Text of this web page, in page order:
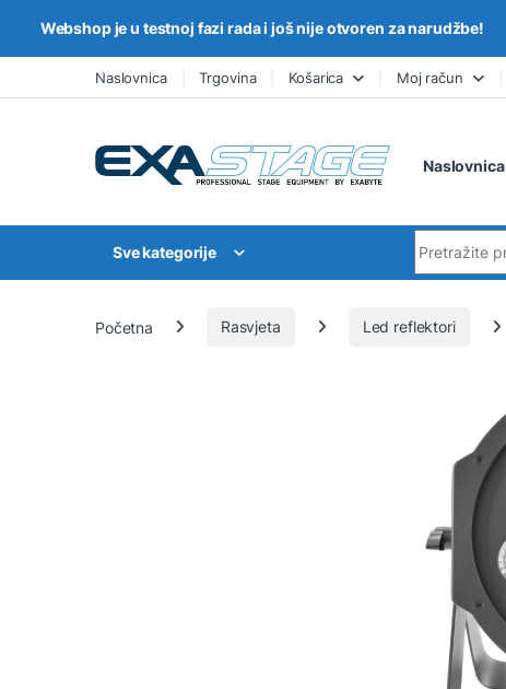
Skip to navigation
Skip to contentNaslovnica Trgovina Košarica Moj račun
Naslovnica
Sve kategorije
Početna Rasvjeta Led reflektori
Webshop je u testnoj fazi rada i još nije otvoren za narudžbe!